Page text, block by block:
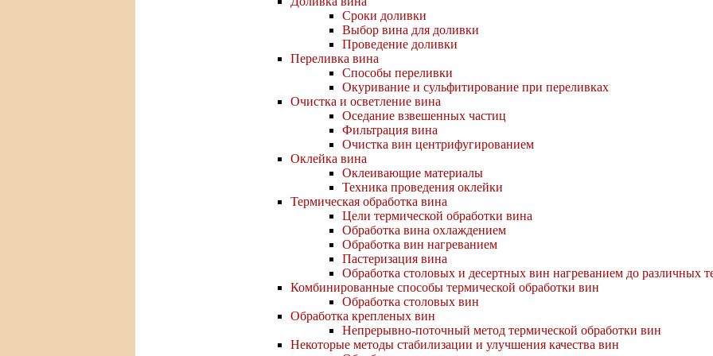
Сроки доливки
Выбор вина для доливки
Проведение доливки
Переливка вина
Способы переливки
Окуривание и сульфитирование при переливках
Очистка и осветление вина
Оседание взвешенных частиц
Фильтрация вина
Очистка вин центрифугированием
Оклейка вина
Оклеивающие материалы
Техника проведения оклейки
Термическая обработка вина
Цели термической обработки вина
Обработка вина охлаждением
Обработка вин нагреванием
Пастеризация вина
Обработка столовых и десертных вин нагреванием до различных
Комбинированные способы термической обработки вин
Обработка столовых вин
Обработка крепленых вин
Непрерывно-поточный метод термической обработки вин
Некоторые методы стабилизации и улучшения качества вин